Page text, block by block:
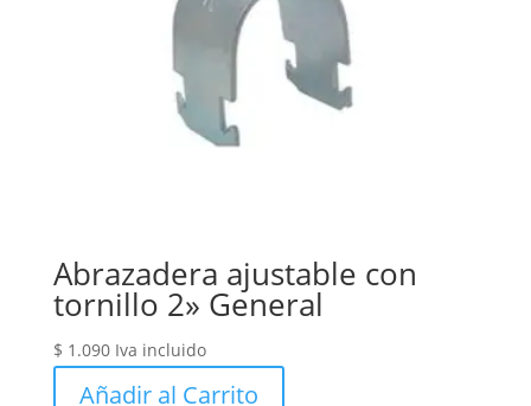
Abrazadera ajustable con
tornillo 2» General
$ 1.090 Iva incluido
Añadir al Carrito